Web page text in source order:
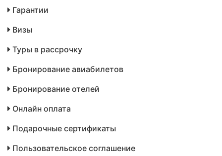
Гарантии
Визы
Туры в рассрочку
Бронирование авиабилетов
Бронирование отелей
Онлайн оплата
Подарочные сертификаты
Пользовательское соглашение